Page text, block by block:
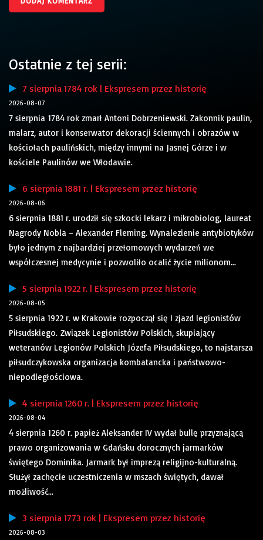
Ostatnie z tej serii:
7 sierpnia 1784 rok | Ekspresem przez historię
2026-08-07
7 sierpnia 1784 rok zmarł Antoni Dobrzeniewski. Zakonnik paulin,
malarz, autor i konserwator dekoracji ściennych i obrazów w
kościołach paulińskich, między innymi na Jasnej Górze i w
kościele Paulinów we Włodawie.
6 sierpnia 1881 r. | Ekspresem przez historię
2026-08-06
6 sierpnia 1881 r. urodził się szkocki lekarz i mikrobiolog, laureat
Nagrody Nobla – Alexander Fleming. Wynalezienie antybiotyków
było jednym z najbardziej przełomowych wydarzeń we
współczesnej medycynie i pozwoliło ocalić życie milionom...
5 sierpnia 1922 r. | Ekspresem przez historię
2026-08-05
5 sierpnia 1922 r. w Krakowie rozpoczął się I zjazd legionistów
Piłsudskiego. Związek Legionistów Polskich, skupiający
weteranów Legionów Polskich Józefa Piłsudskiego, to najstarsza
piłsudczykowska organizacja kombatancka i państwowo-
niepodległościowa.
4 sierpnia 1260 r. | Ekspresem przez historię
2026-08-04
4 sierpnia 1260 r. papież Aleksander IV wydał bullę przyznającą
prawo organizowania w Gdańsku dorocznych jarmarków
świętego Dominika. Jarmark był imprezą religijno-kulturalną.
Służył zachęcie uczestniczenia w mszach świętych, dawał
możliwość...
3 sierpnia 1773 rok | Ekspresem przez historię
2026-08-03